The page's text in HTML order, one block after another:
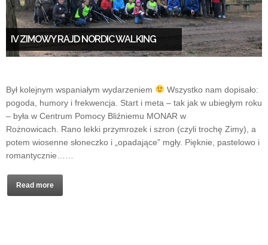
IV ZIMOWY RAJD NORDIC WALKING
Był kolejnym wspaniałym wydarzeniem
Wszystko nam dopisało:
pogoda, humory i frekwencja. Start i meta – tak jak w ubiegłym roku
– była w Centrum Pomocy Bliźniemu MONAR w
Rożnowicach. Rano lekki przymrozek i szron (czyli trochę Zimy), a
potem wiosenne słoneczko i „opadające” mgły. Pięknie, pastelowo i
romantycznie……
Read more
Lost your password? /Register